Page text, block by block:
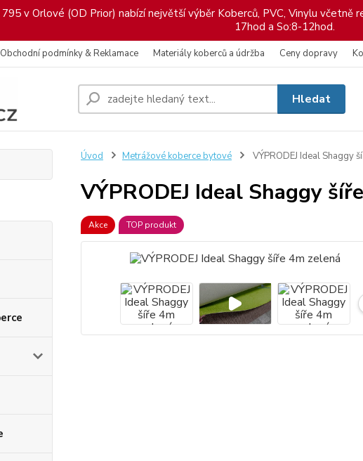
v Orlové (OD Prior) nabízí největší výběr Koberců, PVC, Vinylu
17hod a So:8-12hod.
Obchodní podmínky & Reklamace Materiály koberců a údržba Ceny dopravy
Hledat
Úvod Metrážové koberce bytové VÝPRODEJ Ideal Shaggy
VÝPRODEJ Ideal Shaggy
Akce TOP produkt